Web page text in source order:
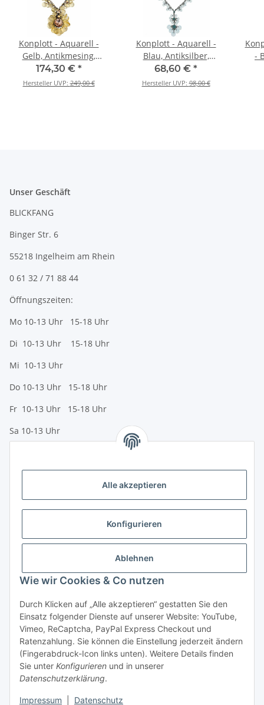
Alle akzeptieren
Konfigurieren
Ablehnen
Wie wir Cookies & Co nutzen
Durch Klicken auf „Alle akzeptieren“ gestatten Sie den
Einsatz folgender Dienste auf unserer Website: YouTube,
Vimeo, ReCaptcha, PayPal Express Checkout und
Ratenzahlung. Sie können die Einstellung jederzeit ändern
(Fingerabdruck-Icon links unten). Weitere Details finden
Sie unter Konfigurieren und in unserer
Datenschutzerklärung.
Impressum Datenschutz
Konplott - Aquarell -
Gelb, Antikmesing,
Antiksilber, Halskette mit
Anhänger
174,30 € *
Hersteller UVP:249,00 €
Konplott - Aquarell -
Blau, Antiksilber,
Halskette mit Anhänger
68,60 € *
Hersteller UVP:98,00 €
-
Unser Geschäft
BLICKFANG
Binger Str. 6
55218 Ingelheim am Rhein
0 61 32 / 71 88 44
Öffnungszeiten:
Mo 10-13 Uhr 15-18 Uhr
Di 10-13 Uhr 15-18 Uhr
Mi 10-13 Uhr
Do 10-13 Uhr 15-18 Uhr
Fr 10-13 Uhr 15-18 Uhr
Sa 10-13 Uhr
Vorkasse (per Bank-Überweisung)
Sofortüberweisung
Rechnungskauf
Gesetzliche Informationen
Informationen
Vertrag widerrufen
* Alle Preise inkl. gesetzlicher USt., zzgl.